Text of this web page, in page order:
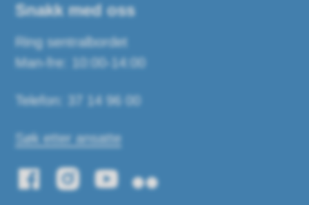
Snakk med oss
Ring sentralbordet
Man-fre: 10:00-14:00
Telefon: 37 14 96 00
Søk etter ansatte